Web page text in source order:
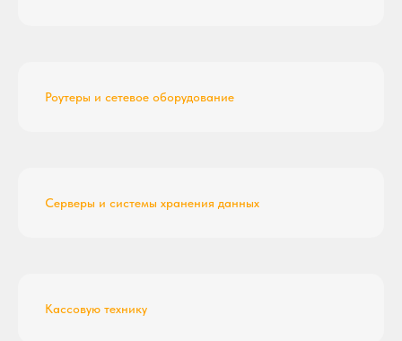
Роутеры и сетевое оборудование
Серверы и системы хранения данных
Кассовую технику